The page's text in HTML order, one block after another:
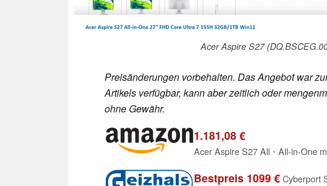
Acer Aspire S27
Preisänderungen vorbehalten. Das Angebot war
Artikels verfügbar, kann aber zeitlich oder
ohne Gewähr.
1.181,08 €
Bestpreis 1099 € Cyberport